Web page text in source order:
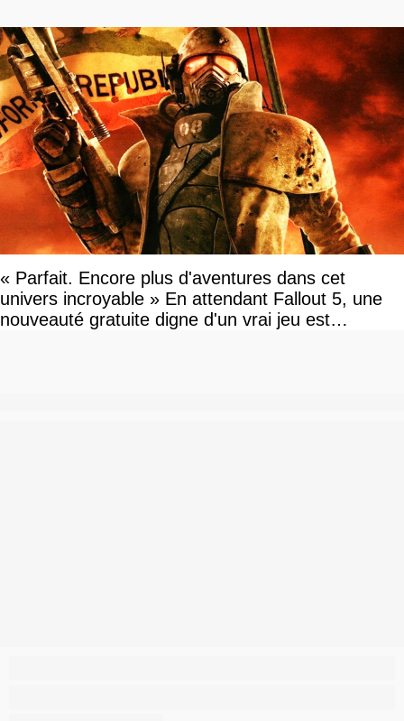
« Parfait. Encore plus d'aventures dans cet
univers incroyable » En attendant Fallout 5, une
nouveauté gratuite digne d'un vrai jeu est